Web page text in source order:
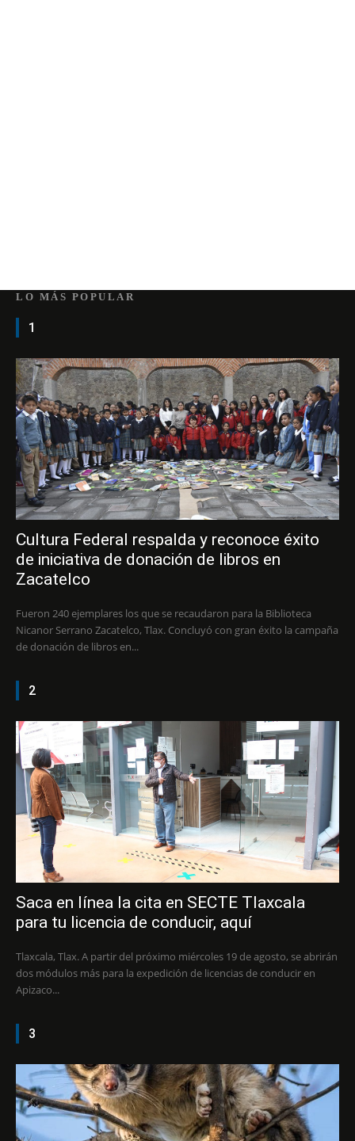
LO MÁS POPULAR
1
Cultura Federal respalda y reconoce éxito
de iniciativa de donación de libros en
Zacatelco
Fueron 240 ejemplares los que se recaudaron para la Biblioteca
Nicanor Serrano Zacatelco, Tlax. Concluyó con gran éxito la campaña
de donación de libros en...
2
Saca en línea la cita en SECTE Tlaxcala
para tu licencia de conducir, aquí
Tlaxcala, Tlax. A partir del próximo miércoles 19 de agosto, se abrirán
dos módulos más para la expedición de licencias de conducir en
Apizaco...
3